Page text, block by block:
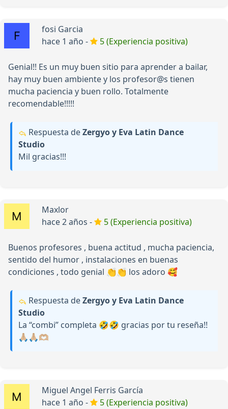
fosi Garcia
hace 1 año -
5 (Experiencia positiva)
Genial!! Es un muy buen sitio para aprender a bailar,
hay muy buen ambiente y los profesor@s tienen
mucha paciencia y buen rollo. Totalmente
recomendable!!!!!
Respuesta deZergyo y Eva Latin Dance
Studio
Mil gracias!!!
Maxlor
hace 2 años -
5 (Experiencia positiva)
Buenos profesores , buena actitud , mucha paciencia,
sentido del humor , instalaciones en buenas
condiciones , todo genial 👏👏 los adoro 🥰
Respuesta deZergyo y Eva Latin Dance
Studio
La “combi” completa 🤣🤣 gracias por tu reseña!!
🙏🏼🙏🏼🫶🏼
Miguel Angel Ferris García
hace 1 año -
5 (Experiencia positiva)